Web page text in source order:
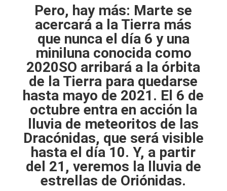
Pero, hay más: Marte se
acercará a la Tierra más
que nunca el día 6 y una
miniluna conocida como
2020SO arribará a la órbita
de la Tierra para quedarse
hasta mayo de 2021. El 6 de
octubre entra en acción la
lluvia de meteoritos de las
Dracónidas, que será visible
hasta el día 10. Y, a partir
del 21, veremos la lluvia de
estrellas de Oriónidas.